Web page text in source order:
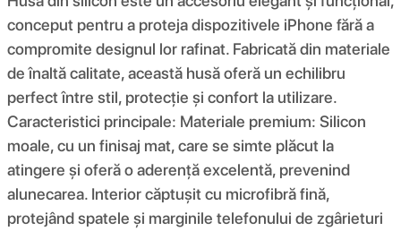
conceput pentru a proteja dispozitivele iPhone fără a
compromite designul lor rafinat. Fabricată din materiale
de înaltă calitate, această husă oferă un echilibru
perfect între stil, protecție și confort la utilizare.
Caracteristici principale: Materiale premium: Silicon
moale, cu un finisaj mat, care se simte plăcut la
atingere și oferă o aderență excelentă, prevenind
alunecarea. Interior căptușit cu microfibră fină,
protejând spatele și marginile telefonului de zgârieturi